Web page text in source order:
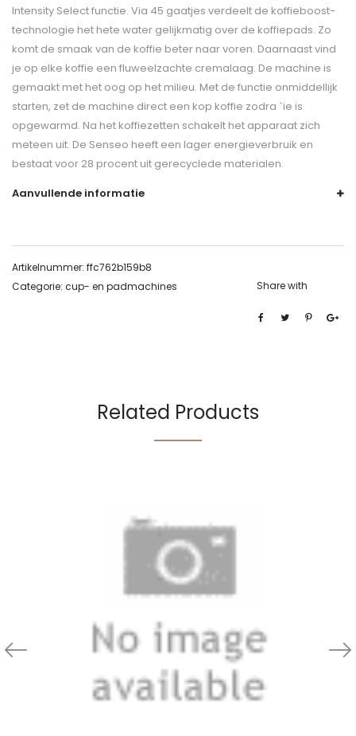
Intensity Select functie. Via 45 gaatjes verdeelt de koffieboost-
technologie het hete water gelijkmatig over de koffiepads. Zo
komt de smaak van de koffie beter naar voren. Daarnaast vind
je op elke koffie een fluweelzachte cremalaag. De machine is
gemaakt met het oog op het milieu. Met de functie onmiddellijk
starten, zet de machine direct een kop koffie zodra `ie is
opgewarmd. Na het koffiezetten schakelt het apparaat zich
meteen uit. De Senseo heeft een lager energieverbruik en
bestaat voor 28 procent uit gerecyclede materialen.
Aanvullende informatie
Artikelnummer: ffc762b159b8
Categorie: cup- en padmachines Share with
Related Products